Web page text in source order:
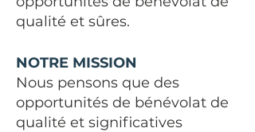
qualité et sûres.
NOTRE MISSION
Nous pensons que des
opportunités de bénévolat de
qualité et significatives